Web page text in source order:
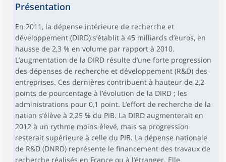
Présentation
En 2011, la dépense intérieure de recherche et
développement (DIRD) s’établit à 45 milliards d’euros, en
hausse de 2,3 % en volume par rapport à 2010.
L’augmentation de la DIRD résulte d’une forte progression
des dépenses de recherche et développement (R&D) des
entreprises. Ces dernières contribuent à hauteur de 2,2
points de pourcentage à l’évolution de la DIRD ; les
administrations pour 0,1 point. L’effort de recherche de la
nation s’élève à 2,25 % du PIB. La DIRD augmenterait en
2012 à un rythme moins élevé, mais sa progression
resterait supérieure à celle du PIB. La dépense nationale
de R&D (DNRD) représente le financement des travaux de
recherche réalisés en France ou à l’étranger. Elle